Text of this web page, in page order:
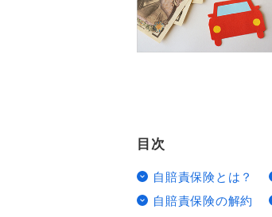
目次
自賠責保険とは？
自賠責保険の解約